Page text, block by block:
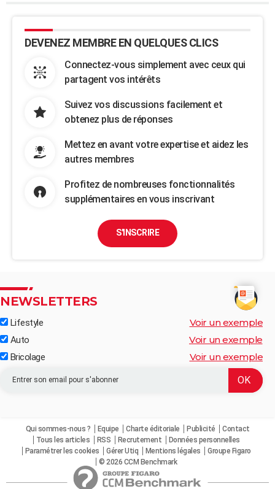
DEVENEZ MEMBRE EN QUELQUES CLICS
Connectez-vous simplement avec ceux qui
partagent vos intérêts
Suivez vos discussions facilement et
obtenez plus de réponses
Mettez en avant votre expertise et aidez les
autres membres
Profitez de nombreuses fonctionnalités
supplémentaires en vous inscrivant
S'INSCRIRE
NEWSLETTERS
Lifestyle Voir un exemple
Auto Voir un exemple
Bricolage Voir un exemple
Qui sommes-nous ? Equipe Charte éditoriale Publicité
Contact
Tous les articles
RSS Recrutement
Données personnelles
Paramétrer les cookies
Gérer Utiq Mentions légales
Groupe Figaro
© 2026 CCM Benchmark